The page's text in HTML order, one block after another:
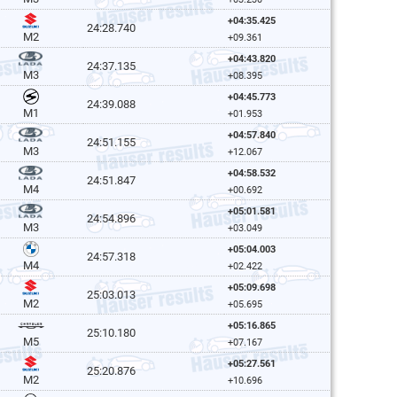
M2
24:28.740
+04:35.425
+09.361
M3
24:37.135
+04:43.820
+08.395
M1
24:39.088
+04:45.773
+01.953
M3
24:51.155
+04:57.840
+12.067
M4
24:51.847
+04:58.532
+00.692
M3
24:54.896
+05:01.581
+03.049
M4
24:57.318
+05:04.003
+02.422
M2
25:03.013
+05:09.698
+05.695
M5
25:10.180
+05:16.865
+07.167
M2
25:20.876
+05:27.561
+10.696